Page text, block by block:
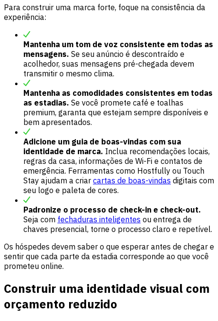
Para construir uma marca forte, foque na consistência da
experiência:
Mantenha um tom de voz consistente em todas as
mensagens. Se seu anúncio é descontraído e
acolhedor, suas mensagens pré-chegada devem
transmitir o mesmo clima.
Mantenha as comodidades consistentes em todas
as estadias. Se você promete café e toalhas
premium, garanta que estejam sempre disponíveis e
bem apresentados.
Adicione um guia de boas-vindas com sua
identidade de marca. Inclua recomendações locais,
regras da casa, informações de Wi-Fi e contatos de
emergência. Ferramentas como Hostfully ou Touch
Stay ajudam a criar cartas de boas-vindas digitais com
seu logo e paleta de cores.
Padronize o processo de check-in e check-out.
Seja com fechaduras inteligentes ou entrega de
chaves presencial, torne o processo claro e repetível.
Os hóspedes devem saber o que esperar antes de chegar e
sentir que cada parte da estadia corresponde ao que você
prometeu online.
Construir uma identidade visual com
orçamento reduzido